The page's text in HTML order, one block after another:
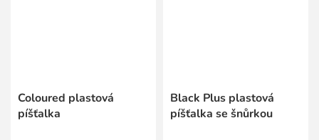
Coloured plastová
píšťalka
Black Plus plastová
píšťalka se šnůrkou